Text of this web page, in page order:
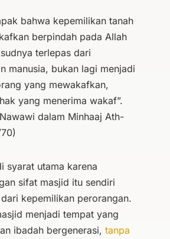
bahwa kepemilikan tanah
berpindah pada Allah
terlepas dari
manusia, bukan lagi menjadi
yang mewakafkan,
yang menerima wakaf”.
dalam Minhaaj Ath-
syarat utama karena
sifat masjid itu sendiri
kepemilikan perorangan.
menjadi tempat yang
ibadah bergenerasi, tanpa